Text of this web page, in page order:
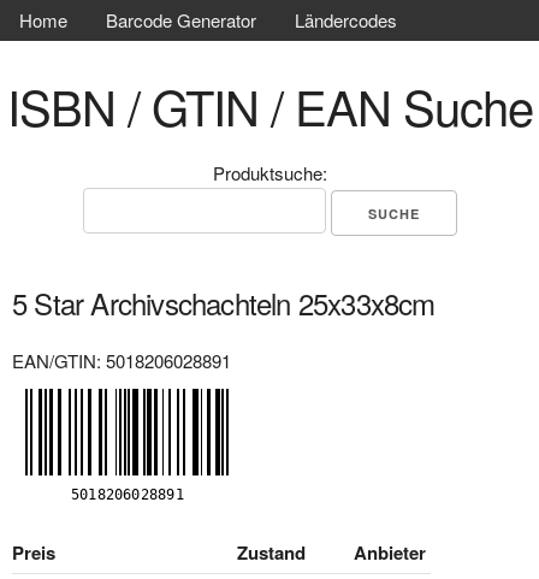
Home Barcode Generator Ländercodes
ISBN / GTIN / EAN Suche
Produktsuche:
5 Star Archivschachteln 25x33x8cm
EAN/GTIN: 5018206028891
Preis Zustand
Anbieter